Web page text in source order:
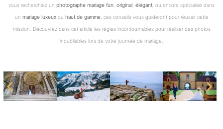
vous recherchiez un photographe mariage fun original élégant , ou encore spécialisé dans
un mariage luxeuxou haut de gamme, ces conseils vous guideront pour réussir cette
mission. Découvrez dans cet article les règles incontournables pour réaliser des photos
inoubliables lors de votre journée de mariage.